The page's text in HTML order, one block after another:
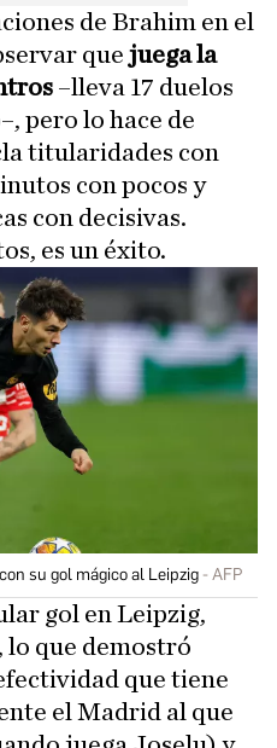
de Brahim en el
que juega la
–lleva 17 duelos
pero lo hace de
titularidades con
con pocos y
con decisivas.
es un éxito.
su gol mágico al Leipzig AFP
gol en Leipzig,
lo que demostró
que tiene
el Madrid al que